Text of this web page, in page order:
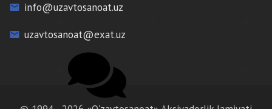
email info@uzavtosanoat.uz
email uzavtosanoat@exat.uz